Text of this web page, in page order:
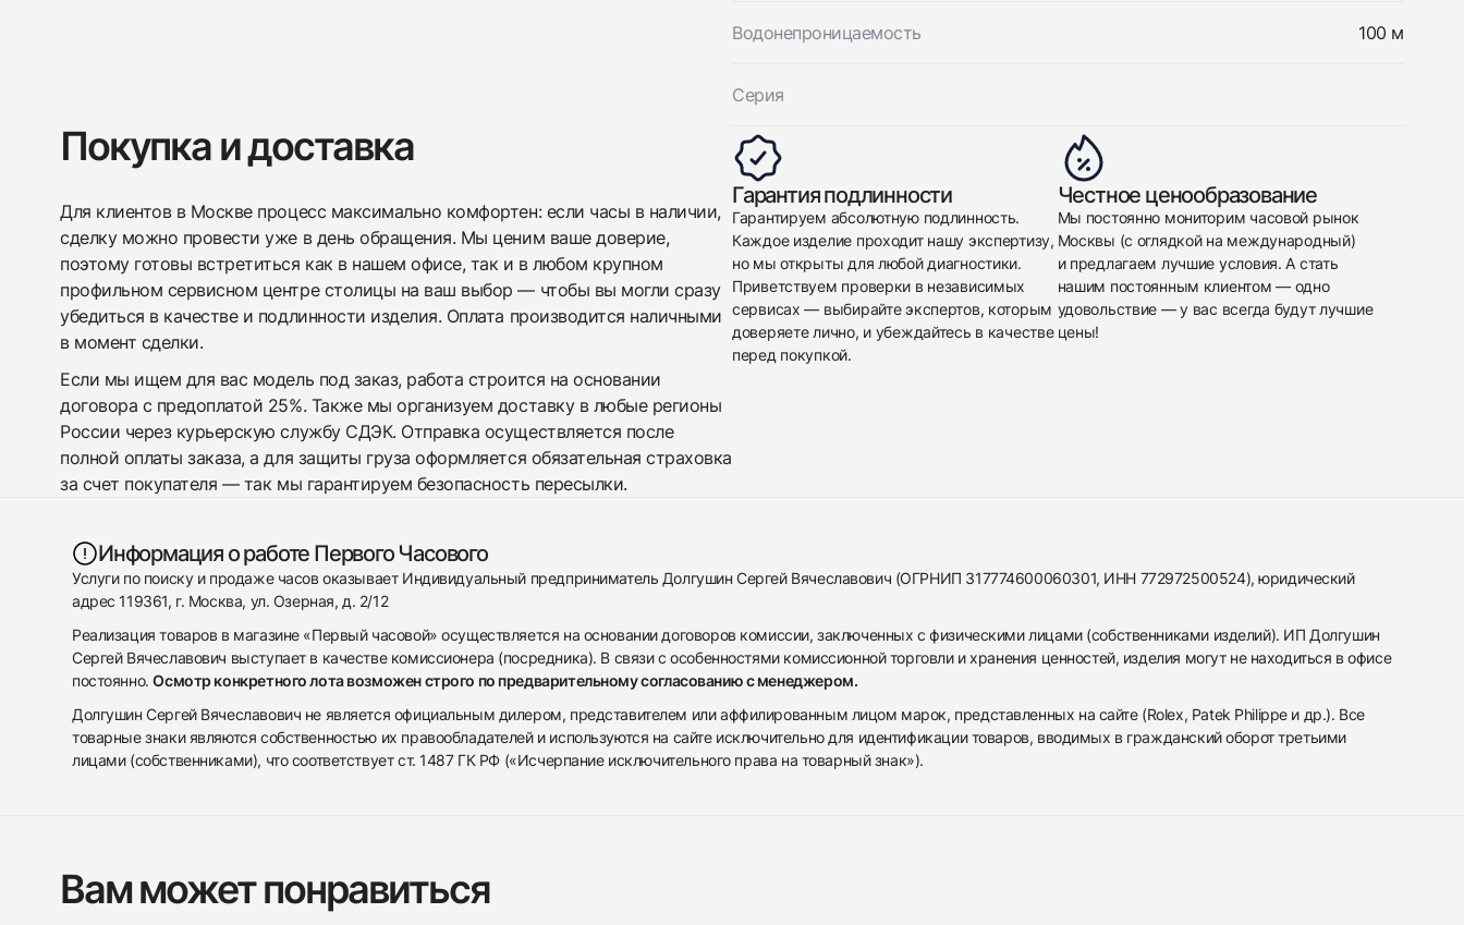
Водонепроницаемость 100 м
Серия
Покупка и доставка
Для клиентов в Москве процесс максимально комфортен: если часы в наличии,
сделку можно провести уже в день обращения. Мы ценим ваше доверие,
поэтому готовы встретиться как в нашем офисе, так и в любом крупном
профильном сервисном центре столицы на ваш выбор — чтобы вы могли сразу
убедиться в качестве и подлинности изделия. Оплата производится наличными
в момент сделки.
Если мы ищем для вас модель под заказ, работа строится на основании
договора с предоплатой 25%. Также мы организуем доставку в любые регионы
России через курьерскую службу СДЭК. Отправка осуществляется после
полной оплаты заказа, а для защиты груза оформляется обязательная страховка
за счет покупателя — так мы гарантируем безопасность пересылки.
Гарантия подлинности
Гарантируем абсолютную подлинность.
Каждое изделие проходит нашу экспертизу,
но мы открыты для любой диагностики.
Приветствуем проверки в независимых
сервисах — выбирайте экспертов, которым
доверяете лично, и убеждайтесь в качестве
перед покупкой.
Честное ценообразование
Мы постоянно мониторим часовой рынок
Москвы (с оглядкой на международный)
и предлагаем лучшие условия. А стать
нашим постоянным клиентом — одно
удовольствие — у вас всегда будут лучшие
цены!
Информация о работе Первого Часового
Услуги по поиску и продаже часов оказывает Индивидуальный предприниматель Долгушин Сергей Вячеславович (ОГРНИП 317774600060301, ИНН 772972500524), юридический
адрес 119361, г. Москва, ул. Озерная, д. 2/12
Реализация товаров в магазине «Первый часовой» осуществляется на основании договоров комиссии, заключенных с физическими лицами (собственниками изделий). ИП Долгушин
Сергей Вячеславович выступает в качестве комиссионера (посредника). В связи с особенностями комиссионной торговли и хранения ценностей, изделия могут не находиться в офисе
постоянно.Осмотр конкретного лота возможен строго по предварительному согласованию с менеджером.
Долгушин Сергей Вячеславович не является официальным дилером, представителем или аффилированным лицом марок, представленных на сайте (Rolex, Patek Philippe и др.). Все
товарные знаки являются собственностью их правообладателей и используются на сайте исключительно для идентификации товаров, вводимых в гражданский оборот третьими
лицами (собственниками), что соответствует ст. 1487 ГК РФ («Исчерпание исключительного права на товарный знак»).
Вам может понравиться